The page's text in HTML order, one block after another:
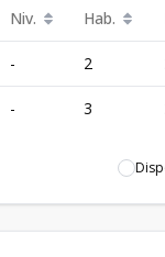
Niv. Hab.
- 2
- 3